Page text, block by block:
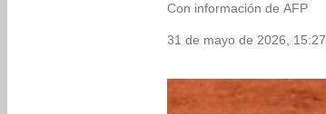
Con información de AFP
31 de mayo de 2026, 15:27